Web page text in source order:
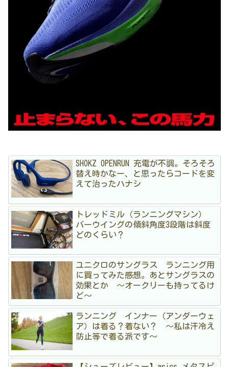
SHOKZ OPENRUN 充電が不調。そろそろ
替え時かなー、と思ったらコードを変
えて治ったハナシ
トレッドミル（ランニングマシン）
バーウイングの傾斜角度3段階は斜度
どのくらい？
ユニクロのサングラス ランニング用
に買ってみた感想。あとサングラスの
効果とか 〜オークリーも持ってるけ
ど〜
ランニング インナー（アンダーウェ
ア）は着る？着ない？ 〜私は汗冷え
防止等で着る派です〜